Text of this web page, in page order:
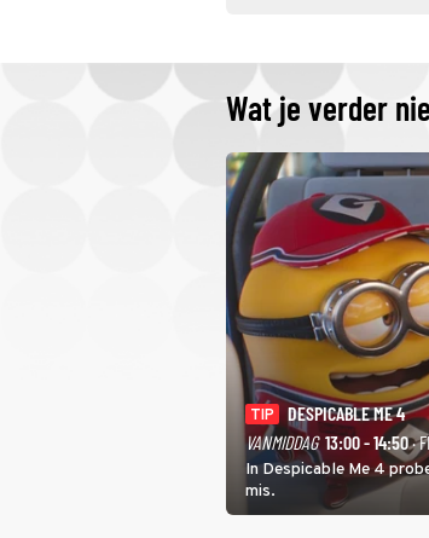
Wat je verder
TIP
DESPICABLE ME 4
VANMIDDAG 13:00 - 14:50·
In Despicable Me 4
mis.